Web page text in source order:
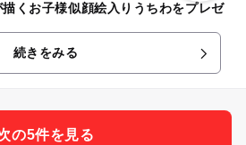
くお子様似顔絵入りうちわをプレゼ
続きをみる
の5件を見る